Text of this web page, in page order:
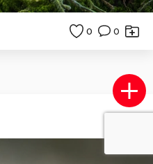
0 0